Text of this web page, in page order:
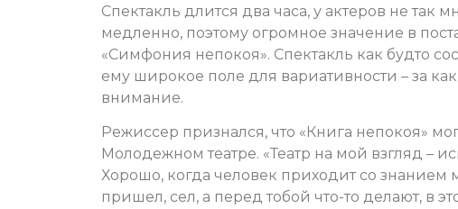
Спектакль длится два часа, у актеров не так
медленно, поэтому огромное значение в
«Симфония непокоя». Спектакль как будто
ему широкое поле для вариативности – за
внимание.
Режиссер признался, что «Книга непокоя»
Молодежном театре. «Театр на мой взгляд –
Хорошо, когда человек приходит со
пришел, сел, а перед тобой что-то делают, в